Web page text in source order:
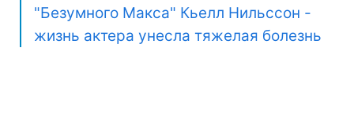
"Безумного Макса" Кьелл Нильссон -
жизнь актера унесла тяжелая болезнь